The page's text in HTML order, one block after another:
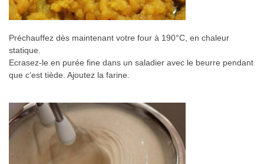
Préchauffez dès maintenant votre four à 190°C, en chaleur
statique.
Ecrasez-le en purée fine dans un saladier avec le beurre pendant
que c’est tiède. Ajoutez la farine.